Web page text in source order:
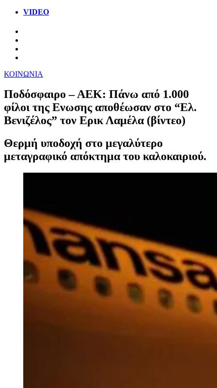
VIDEO
ΚΟΙΝΩΝΙΑ
Ποδόσφαιρο – ΑΕΚ: Πάνω από 1.000
φίλοι της Ενωσης αποθέωσαν στο “Ελ.
Βενιζέλος” τον Ερικ Λαμέλα (βίντεο)
Θερμή υποδοχή στο μεγαλύτερο
μεταγραφικό απόκτημα του καλοκαιριού.